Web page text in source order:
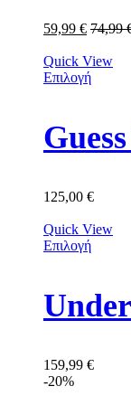
59,99 € 74,99
Quick View
Επιλογή
125,00 €
Quick View
Επιλογή
159,99 €
-20%